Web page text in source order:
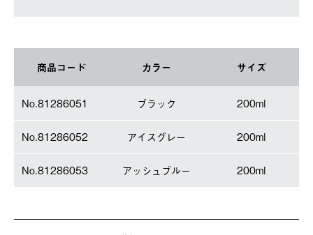
商品コード カラー サイズ
No.81286051 ブラック 200ml
No.81286052 アイスグレー 200ml
No.81286053 アッシュブルー 200ml